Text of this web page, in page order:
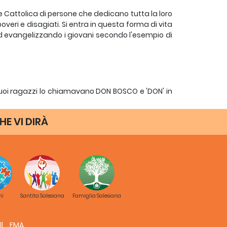
Cattolica di persone che dedicano tutta la loro
e disagiati. Si entra in questa forma di vita
i giovani secondo l'esempio di
ragazzi lo chiamavano DON BOSCO e 'DON' in
del Nord, dove nacque Don Bosco. Egli
che i suoi collaboratori ne imitassero la sua
Bosco'?
di Sales, dottore della Chiesa Cattolica, diede
come 'Spiritualità Salesiana'. Ci sono gruppi
stile e carisma di Don Bosco.
VI DIRÀ
Santita Salesiana Famiglia Salesiana